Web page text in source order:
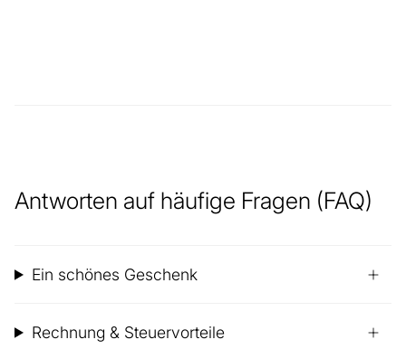
Antworten auf häufige Fragen (FAQ)
Ein schönes Geschenk
Rechnung & Steuervorteile